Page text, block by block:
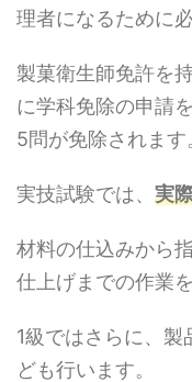
理者になるために
製菓衛生師免許を
に学科免除の申請
5問が免除されます
実技試験では、 実
材料の仕込みから
仕上げまでの作業
1級ではさらに、
ども行います。